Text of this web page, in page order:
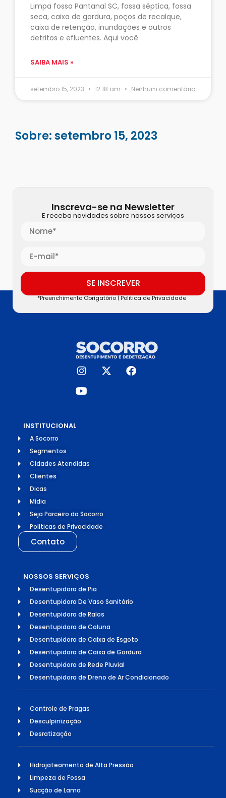
Limpa fossa Pantanal SC, fossa séptica, fossa
seca, caixa de gordura, poços de recalque,
caixa de retenção, inundações e outros
detritos e efluentes. Aqui você
SAIBA MAIS »
setembro 15, 2023 12:18 am Nenhum comentário
Sobre: setembro 15, 2023
Inscreva-se na Newsletter
E receba novidades sobre nossos serviços
SE INSCREVER
*Preenchimento Obrigatório |Politica de Privacidade
INSTITUCIONAL
A Socorro
Segmentos
Cidades Atendidas
Clientes
Dicas
Mídia
Seja Parceiro da Socorro
Politicas de Privacidade
Contato
NOSSOS SERVIÇOS
Desentupidora de Pia
Desentupidora De Vaso Sanitário
Desentupidora de Ralos
Desentupidora de Coluna
Desentupidora de Caixa de Esgoto
Desentupidora de Caixa de Gordura
Desentupidora de Rede Pluvial
Desentupidora de Dreno de Ar Condicionado
Controle de Pragas
Desculpinização
Desratização
Hidrojateamento de Alta Pressão
Limpeza de Fossa
Sucção de Lama